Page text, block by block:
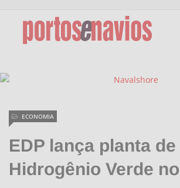
EDP lança planta de
Hidrogênio Verde
ECONOMIA